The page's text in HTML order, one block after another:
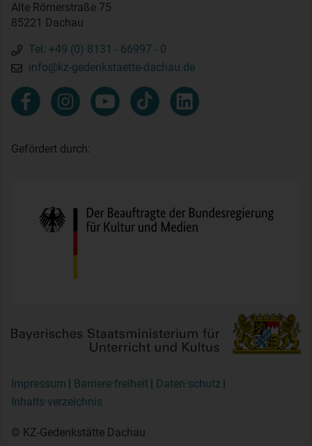
Alte Römerstraße 75
85221 Dachau
Tel: +49 (0) 8131 - 66997 - 0
info@kz-gedenkstaette-dachau.de
Gefördert durch:
Impressum Barriere·freiheit
Daten·schutz
Inhalts·verzeichnis
© KZ-Gedenkstätte Dachau